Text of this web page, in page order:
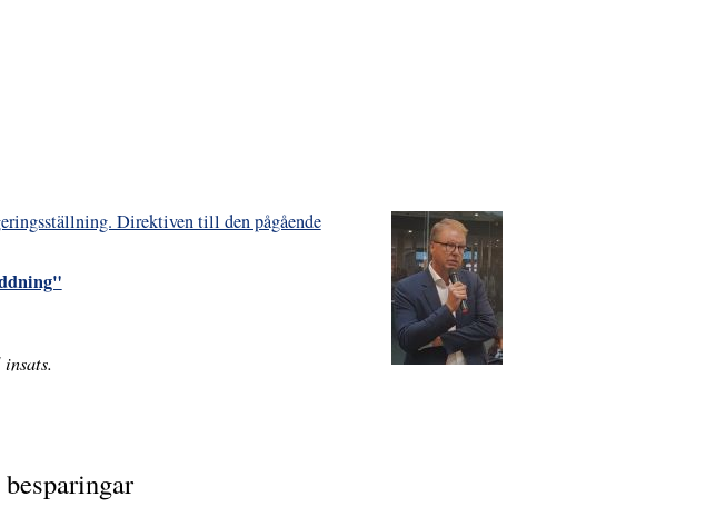
Direktiven till den pågående